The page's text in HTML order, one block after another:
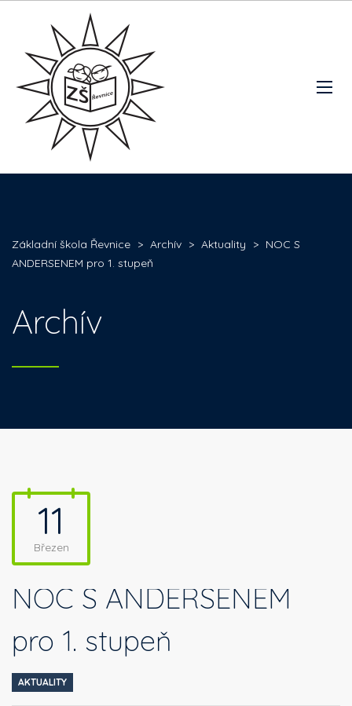
Základní škola Řevnice > Archív > Aktuality > NOC S
ANDERSENEM pro 1. stupeň
Archív
11
Březen
NOC S ANDERSENEM
pro 1. stupeň
AKTUALITY